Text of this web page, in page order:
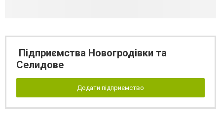
Підприємства Новогродівки та
Селидове
Додати підприємство